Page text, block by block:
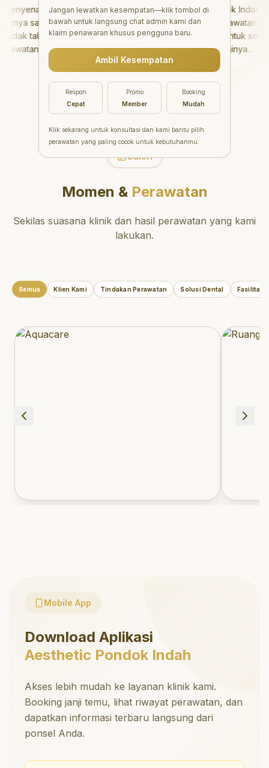
sangat baik
takut sama
tidak
setelahnya.
ke dokter
"Aesthetic Pondok Indah
menawarkan perawatan gigi
yang luar biasa untuk semua
orang. Dokter giginya
profesional, ramah, dan
meluangkan waktu untuk
mengedukasi pasien tentang
kesehatan gigi dan mulut
yang baik. Klinik ini terletak di
daerah yang strategis,
sehingga nyaman untuk
direkomendasikan untuk
dan berkualitas!
Galeri
Momen &Perawatan
Sekilas suasana klinik dan hasil perawatan yang kami
lakukan.
Semua Klien Kami Tindakan Perawatan Solusi Dental Fasilitas
Mobile App
Download Aplikasi
Aesthetic Pondok Indah
Akses lebih mudah ke layanan klinik kami.
Booking janji temu, lihat riwayat perawatan, dan
dapatkan informasi terbaru langsung dari
ponsel Anda.
Jangan lewatkan kesempatan—klik tombol di
bawah untuk langsung chat admin kami dan
klaim penawaran khusus pengguna baru.
Ambil Kesempatan
Respon
Cepat
Promo
Member
Booking
Mudah
Klik sekarang untuk konsultasi dan kami bantu pilih
perawatan yang paling cocok untuk kebutuhanmu.